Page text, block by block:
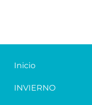
Inicio
INVIERNO